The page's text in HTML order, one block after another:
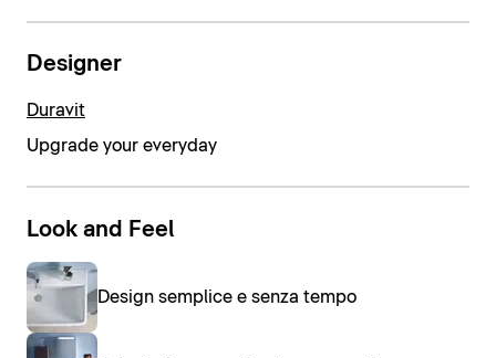
Designer
Duravit
Upgrade your everyday
Look and Feel
Design semplice e senza tempo